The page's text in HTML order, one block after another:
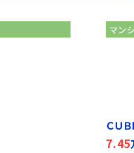
マン
ＣＵ
7.45